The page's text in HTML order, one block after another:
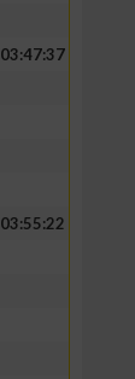
03:47:37
03:55:22